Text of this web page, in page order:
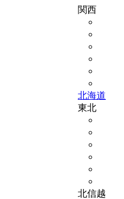
関西
北海道
東北
北信越